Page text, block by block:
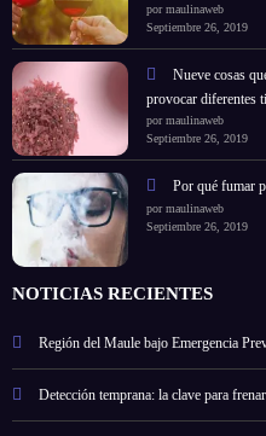
por maulinaweb
Septiembre 26, 2019
Nueve cosas
provocar diferentes
por maulinaweb
Septiembre 26, 2019
Por qué fumar
por maulinaweb
Septiembre 26, 2019
NOTICIAS RECIENTES
Región del Maule bajo Emergencia
Detección temprana: la clave para